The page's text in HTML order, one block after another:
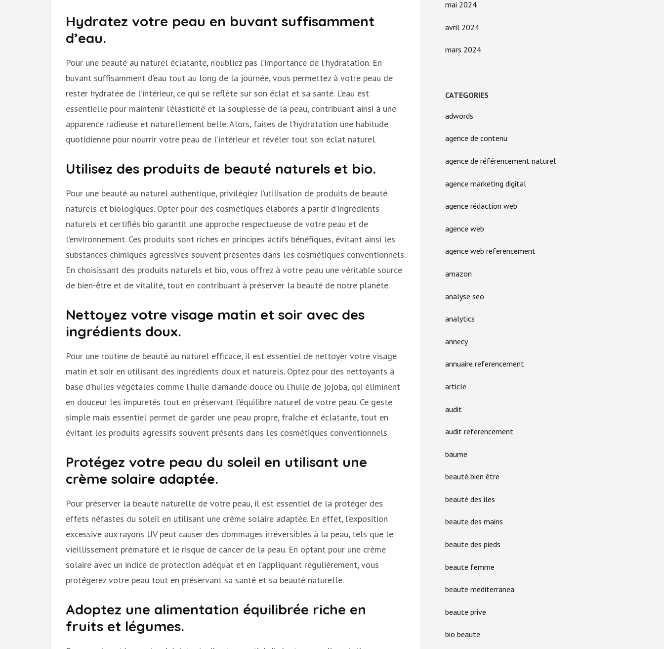
Hydratez votre peau en buvant suffisamment
d’eau.
Pour une beauté au naturel éclatante, n’oubliez pas l’importance de l’hydratation. En
buvant suffisamment d’eau tout au long de la journée, vous permettez à votre peau de
rester hydratée de l’intérieur, ce qui se reflète sur son éclat et sa santé. L’eau est
essentielle pour maintenir l’élasticité et la souplesse de la peau, contribuant ainsi à une
apparence radieuse et naturellement belle. Alors, faites de l’hydratation une habitude
quotidienne pour nourrir votre peau de l’intérieur et révéler tout son éclat naturel.
Utilisez des produits de beauté naturels et bio.
Pour une beauté au naturel authentique, privilégiez l’utilisation de produits de beauté
naturels et biologiques. Opter pour des cosmétiques élaborés à partir d’ingrédients
naturels et certifiés bio garantit une approche respectueuse de votre peau et de
l’environnement. Ces produits sont riches en principes actifs bénéfiques, évitant ainsi les
substances chimiques agressives souvent présentes dans les cosmétiques conventionnels.
En choisissant des produits naturels et bio, vous offrez à votre peau une véritable source
de bien-être et de vitalité, tout en contribuant à préserver la beauté de notre planète.
Nettoyez votre visage matin et soir avec des
ingrédients doux.
Pour une routine de beauté au naturel efficace, il est essentiel de nettoyer votre visage
matin et soir en utilisant des ingrédients doux et naturels. Optez pour des nettoyants à
base d’huiles végétales comme l’huile d’amande douce ou l’huile de jojoba, qui éliminent
en douceur les impuretés tout en préservant l’équilibre naturel de votre peau. Ce geste
simple mais essentiel permet de garder une peau propre, fraîche et éclatante, tout en
évitant les produits agressifs souvent présents dans les cosmétiques conventionnels.
Protégez votre peau du soleil en utilisant une
crème solaire adaptée.
Pour préserver la beauté naturelle de votre peau, il est essentiel de la protéger des
effets néfastes du soleil en utilisant une crème solaire adaptée. En effet, l’exposition
excessive aux rayons UV peut causer des dommages irréversibles à la peau, tels que le
vieillissement prématuré et le risque de cancer de la peau. En optant pour une crème
solaire avec un indice de protection adéquat et en l’appliquant régulièrement, vous
protégerez votre peau tout en préservant sa santé et sa beauté naturelle.
Adoptez une alimentation équilibrée riche en
fruits et légumes.
mai 2024
avril 2024
mars 2024
CATEGORIES
adwords
agence de contenu
agence de référencement naturel
agence marketing digital
agence rédaction web
agence web
agence web referencement
amazon
analyse seo
analytics
annecy
annuaire referencement
article
audit
audit referencement
baume
beauté bien être
beauté des iles
beaute des mains
beaute des pieds
beaute femme
beaute mediterranea
beaute prive
bio beaute